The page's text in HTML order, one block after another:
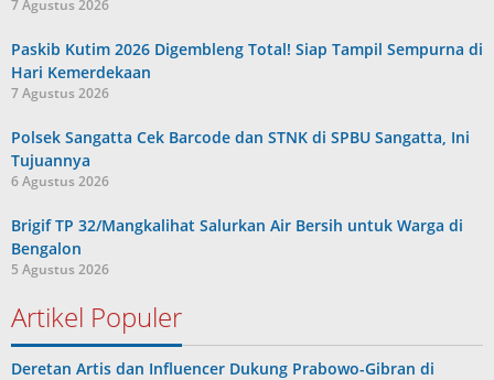
7 Agustus 2026
Paskib Kutim 2026 Digembleng Total! Siap Tampil Sempurna di
Hari Kemerdekaan
7 Agustus 2026
Polsek Sangatta Cek Barcode dan STNK di SPBU Sangatta, Ini
Tujuannya
6 Agustus 2026
Brigif TP 32/Mangkalihat Salurkan Air Bersih untuk Warga di
Bengalon
5 Agustus 2026
Artikel Populer
Deretan Artis dan Influencer Dukung Prabowo-Gibran di